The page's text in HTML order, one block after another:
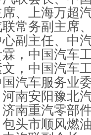
、上海万超
常务副主席
副主任、中
，中国汽车
，中国汽车
汽车服务业
南安阳豫北
南重汽零部
头市顺风燃